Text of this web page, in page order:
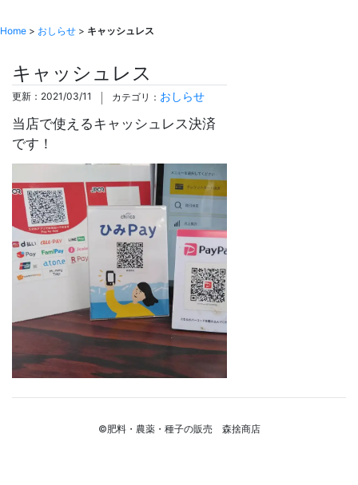
Home > おしらせ > キャッシュレス
キャッシュレス
更新：2021/03/11 カテゴリ： おしらせ
当店で使えるキャッシュレス決済
です！
©肥料・農薬・種子の販売 森捨商店